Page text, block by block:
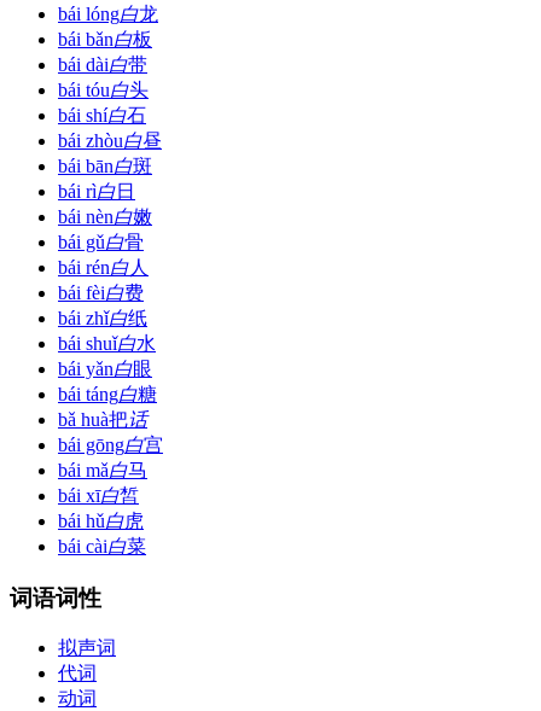
bái lóng白龙
bái bǎn白板
bái dài白带
bái tóu白头
bái shí白石
bái zhòu白昼
bái bān白斑
bái rì白日
bái nèn白嫩
bái gǔ白骨
bái rén白人
bái fèi白费
bái zhǐ白纸
bái shuǐ白水
bái yǎn白眼
bái táng白糖
bǎ huà把话
bái gōng白宫
bái mǎ白马
bái xī白皙
bái hǔ白虎
bái cài白菜
词语词性
拟声词
代词
动词